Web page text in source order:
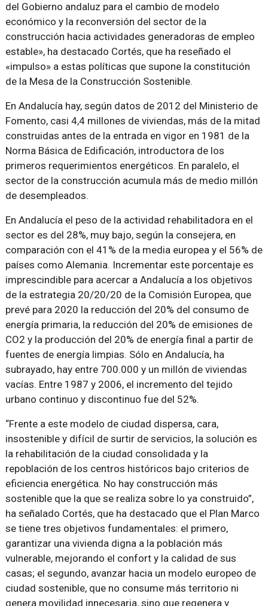
del Gobierno andaluz para el cambio de modelo
económico y la reconversión del sector de la
construcción hacia actividades generadoras de empleo
estable», ha destacado Cortés, que ha reseñado el
«impulso» a estas políticas que supone la constitución
de la Mesa de la Construcción Sostenible.
En Andalucía hay, según datos de 2012 del Ministerio de
Fomento, casi 4,4 millones de viviendas, más de la mitad
construidas antes de la entrada en vigor en 1981 de la
Norma Básica de Edificación, introductora de los
primeros requerimientos energéticos. En paralelo, el
sector de la construcción acumula más de medio millón
de desempleados.
En Andalucía el peso de la actividad rehabilitadora en el
sector es del 28%, muy bajo, según la consejera, en
comparación con el 41% de la media europea y el 56% de
países como Alemania. Incrementar este porcentaje es
imprescindible para acercar a Andalucía a los objetivos
de la estrategia 20/20/20 de la Comisión Europea, que
prevé para 2020 la reducción del 20% del consumo de
energía primaria, la reducción del 20% de emisiones de
CO2 y la producción del 20% de energía final a partir de
fuentes de energía limpias. Sólo en Andalucía, ha
subrayado, hay entre 700.000 y un millón de viviendas
vacías. Entre 1987 y 2006, el incremento del tejido
urbano continuo y discontinuo fue del 52%.
Frente a este modelo de ciudad dispersa, cara,
insostenible y difícil de surtir de servicios, la solución es
la rehabilitación de la ciudad consolidada y la
repoblación de los centros históricos bajo criterios de
eficiencia energética. No hay construcción más
sostenible que la que se realiza sobre lo ya construido ,
ha señalado Cortés, que ha destacado que el Plan Marco
se tiene tres objetivos fundamentales: el primero,
garantizar una vivienda digna a la población más
vulnerable, mejorando el confort y la calidad de sus
casas; el segundo, avanzar hacia un modelo europeo de
ciudad sostenible, que no consume más territorio ni
genera movilidad innecesaria, sino que regenera y